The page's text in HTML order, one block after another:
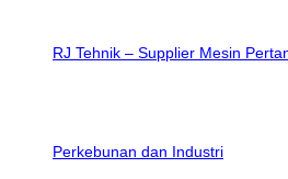
RJ Tehnik – Supplier Mesin
Perkebunan dan Industri